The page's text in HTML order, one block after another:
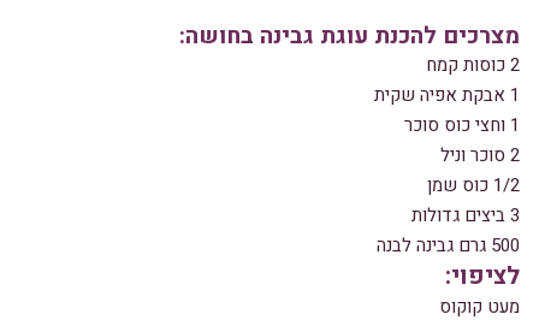
מצרכים להכנת עוגת גבינה בחושה:
2 כוסות קמח
1 אבקת אפיה שקית
1 וחצי כוס סוכר
2 סוכר וניל
1/2 כוס שמן
3 ביצים גדולות
500 גרם גבינה לבנה
לציפוי:
מעט קוקוס